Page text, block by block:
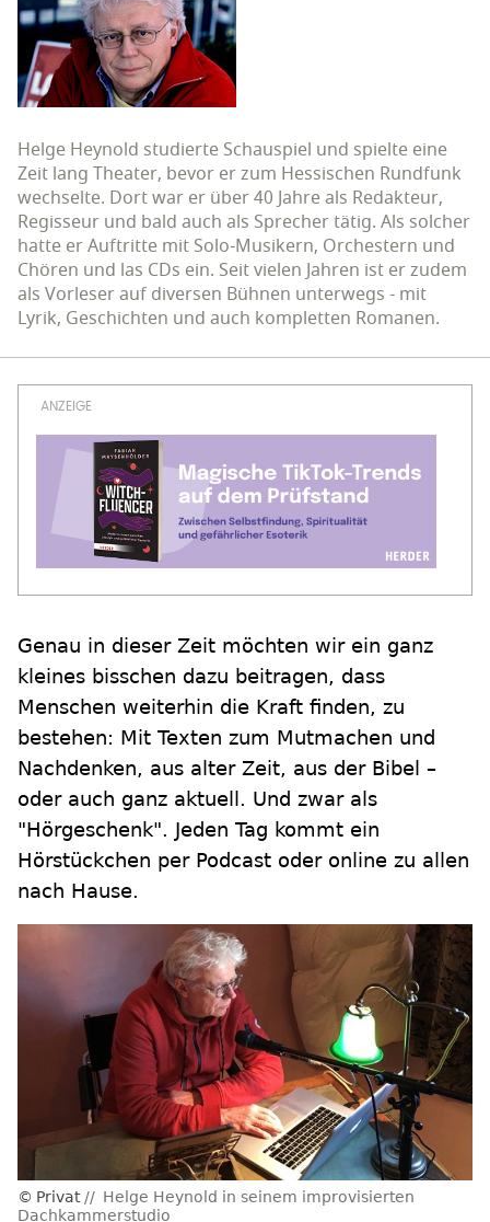
Helge Heynold studierte Schauspiel und spielte eine
Zeit lang Theater, bevor er zum Hessischen Rundfunk
wechselte. Dort war er über 40 Jahre als Redakteur,
Regisseur und bald auch als Sprecher tätig. Als solcher
hatte er Auftritte mit Solo-Musikern, Orchestern und
Chören und las CDs ein. Seit vielen Jahren ist er zudem
als Vorleser auf diversen Bühnen unterwegs - mit
Lyrik, Geschichten und auch kompletten Romanen.
Genau in dieser Zeit möchten wir ein ganz
kleines bisschen dazu beitragen, dass
Menschen weiterhin die Kraft finden, zu
bestehen: Mit Texten zum Mutmachen und
Nachdenken, aus alter Zeit, aus der Bibel –
oder auch ganz aktuell. Und zwar als
"Hörgeschenk". Jeden Tag kommt ein
Hörstückchen per Podcast oder online zu allen
nach Hause.
Privat
Helge Heynold in seinem improvisierten
Dachkammerstudio